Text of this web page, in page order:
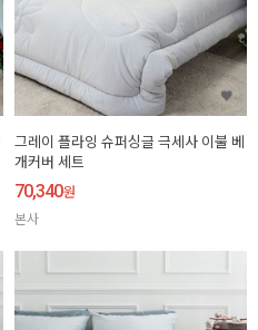
그레이 플라잉 슈퍼싱글 극세사 이불 베
개커버 세트
70,340원
본사